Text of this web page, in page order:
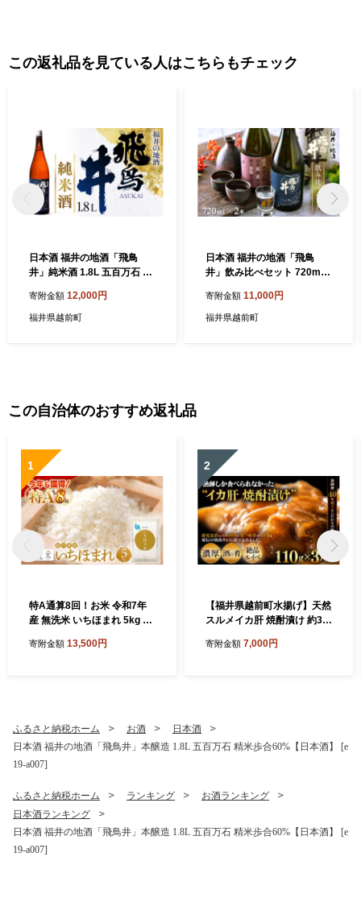
この返礼品を見ている人はこちらもチェック
日本酒 福井の地酒「飛鳥
井」純米酒 1.8L 五百万石 精
a015]
寄附金額 12,000円
福井県越前町
日本酒 福井の地酒「飛鳥
井」飲み比べセット 720ml ×
本醸造酒】 [e19-a016]
寄附金額 11,000円
福井県越前町
この自治体のおすすめ返礼品
1
特A通算8回！お米 令和7年
産 無洗米 いちほまれ 5kg 福
精米 白米 便利 時短】 [e27-a
寄附金額 13,500円
2
【福井県越前町水揚げ】天然
スルメイカ肝 焼酎漬け 約33
ベ・酒の肴・おつまみ・ご飯
寄附金額 7,000円
ふるさと納税ホーム お酒
日本酒
日本酒 福井の地酒「飛鳥井」本醸造 1.8L 五百万石 精米歩合60%【日本酒】 [e
19-a007]
ふるさと納税ホーム ランキング
お酒ランキング
日本酒ランキング
日本酒 福井の地酒「飛鳥井」本醸造 1.8L 五百万石 精米歩合60%【日本酒】 [e
19-a007]